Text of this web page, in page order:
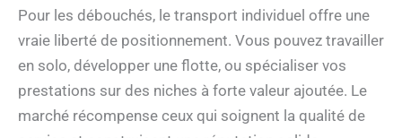
Pour les débouchés, le transport individuel offre une
vraie liberté de positionnement. Vous pouvez travailler
en solo, développer une flotte, ou spécialiser vos
prestations sur des niches à forte valeur ajoutée. Le
marché récompense ceux qui soignent la qualité de